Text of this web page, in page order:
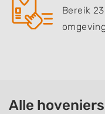
Bereik
Alle